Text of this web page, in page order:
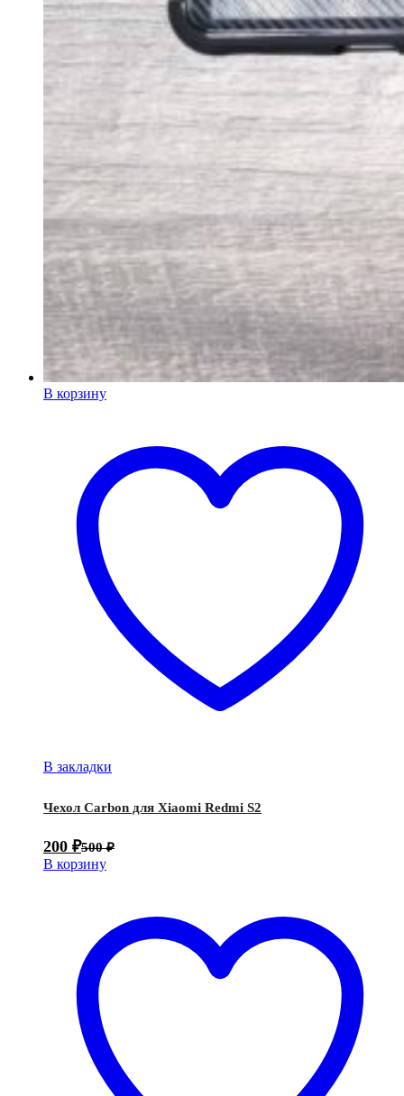
В корзину
В закладки
Чехол Carbon для Xiaomi Redmi S2
200 ₽500₽
В корзину